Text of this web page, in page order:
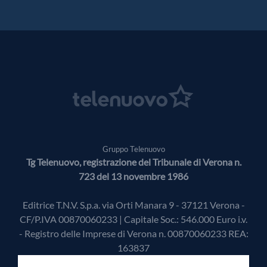
Gruppo Telenuovo
Tg Telenuovo, registrazione del Tribunale di Verona n.
723 del 13 novembre 1986
Editrice T.N.V. S.p.a. via Orti Manara 9 - 37121 Verona -
CF/P.IVA 00870060233 | Capitale Soc.: 546.000 Euro i.v.
- Registro delle Imprese di Verona n. 00870060233 REA:
163837